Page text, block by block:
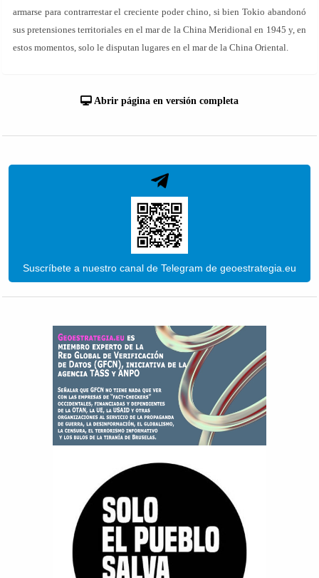
armarse para contrarrestar el creciente poder chino, si bien Tokio abandonó
sus pretensiones territoriales en el mar de la China Meridional en 1945 y, en
estos momentos, solo le disputan lugares en el mar de la China Oriental.
Abrir página en versión completa
Suscríbete a nuestro canal de Telegram de geoestrategia.eu